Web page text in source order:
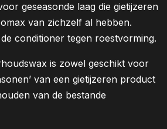
geseasonde laag die gietijzeren
van zichzelf al hebben.
conditioner tegen roestvorming.
is zowel geschikt voor
van een gietijzeren product
van de bestande